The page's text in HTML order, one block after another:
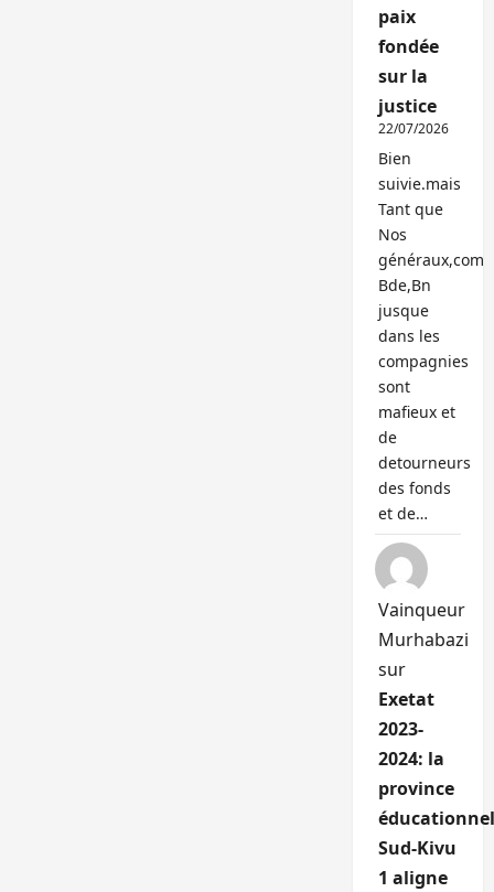
paix
fondée
sur la
justice
22/07/2026
Bien
suivie.mais
Tant que
Nos
généraux,com
Bde,Bn
jusque
dans les
compagnies
sont
mafieux et
de
detourneurs
des fonds
et de…
Vainqueur
Murhabazi
sur
Exetat
2023-
2024: la
province
Sud-Kivu
1 aligne